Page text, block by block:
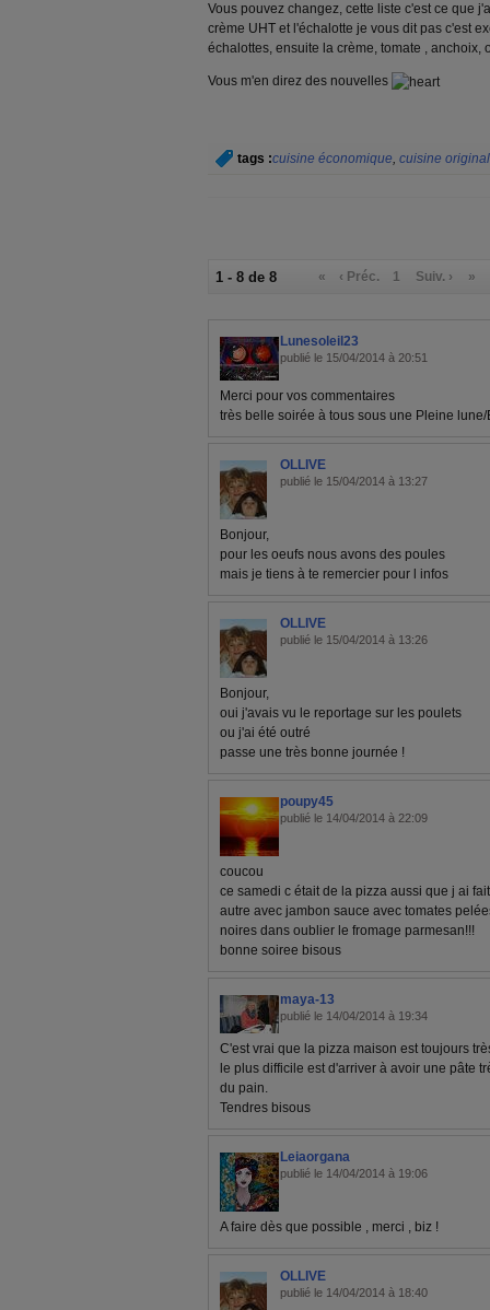
Vous pouvez changez, cette liste c'est ce que
crème UHT et l'échalotte je vous dit pas c'est
échalottes, ensuite la crème, tomate , anchoix,
Vous m'en direz des nouvelles
tags :cuisine économique, cuisine
1 - 8 de 8 « ‹ Préc. 1 Suiv. › »
Lunesoleil23
publié le 15/04/2014 à 20:51
Merci pour vos commentaires
très belle soirée à tous sous une Pleine lune/
OLLIVE
publié le 15/04/2014 à 13:27
Bonjour,
pour les oeufs nous avons des poules
mais je tiens à te remercier pour l infos
OLLIVE
publié le 15/04/2014 à 13:26
Bonjour,
oui j'avais vu le reportage sur les poulets
ou j'ai été outré
passe une très bonne journée !
poupy45
publié le 14/04/2014 à 22:09
coucou
ce samedi c était de la pizza aussi que j ai
autre avec jambon sauce avec tomates
noires dans oublier le fromage parmesan!!!
bonne soiree bisous
maya-13
publié le 14/04/2014 à 19:34
C'est vrai que la pizza maison est toujours
le plus difficile est d'arriver à avoir une pâte
du pain.
Tendres bisous
Leiaorgana
publié le 14/04/2014 à 19:06
A faire dès que possible , merci , biz !
OLLIVE
publié le 14/04/2014 à 18:40